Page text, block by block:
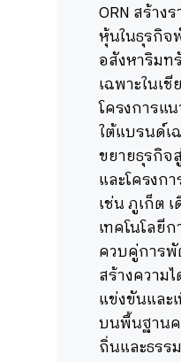
ORN สร้าง
หุ้นในธุรกิ
อสังหาริมท
เฉพาะในเ
โครงการแ
ใต้แบรนด์เ
ขยายธุรกิจ
และโครงก
เช่น ภูเก็ต
เทคโนโลยี
ควบคู่การ
สร้างความ
แข่งขันและ
บนพื้นฐานค
ถิ่นและธรร